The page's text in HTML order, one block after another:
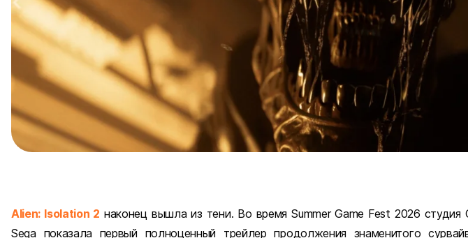
Alien: Isolation 2 наконец вышла из тени. Во время Summer Game Fest 2026 студия
Sega показала первый полноценный трейлер продолжения знаменитого